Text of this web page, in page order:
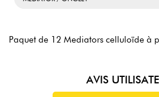
Paquet de 12 Mediators celluloïde à
AVIS